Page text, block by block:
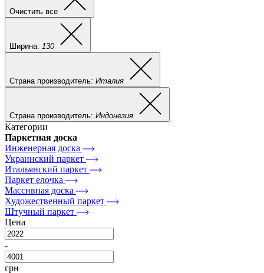
Очистить все
Ширина: 130
Страна производитель: Италия
Страна производитель: Индонезия
Категории
Паркетная доска
Инженерная доска
Украинский паркет
Итальянский паркет
Паркет елочка
Массивная доска
Художественный паркет
Штучный паркет
Цена
-
грн